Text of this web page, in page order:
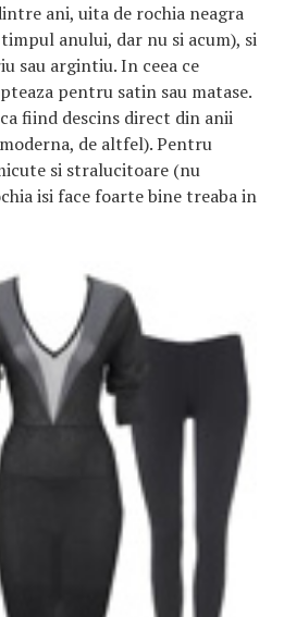
ani, uita de rochia neagra
anului, dar nu si acum), si
sau argintiu. In ceea ce
pentru satin sau matase.
fiind descins direct din anii
de altfel). Pentru
si stralucitoare (nu
isi face foarte bine treaba in